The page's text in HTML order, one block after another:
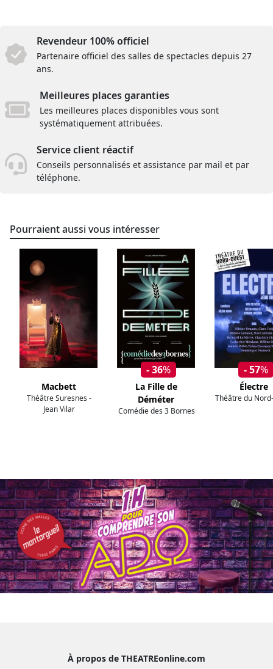
Revendeur 100% officiel
Partenaire officiel des salles de spectacles depuis 27
ans.
Meilleures places garanties
Les meilleures places disponibles vous sont
systématiquement attribuées.
Service client réactif
Conseils personnalisés et assistance par mail et par
téléphone.
Pourraient aussi vous intéresser
Macbett
Théâtre Suresnes -
Jean Vilar
- 36%
La Fille de
Déméter
Comédie des 3 Bornes
- 57%
Électre
Théâtre du
À propos de THEATREonline.com